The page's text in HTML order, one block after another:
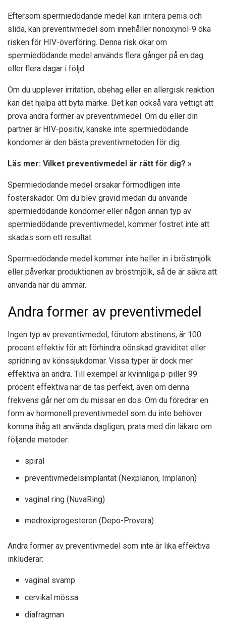
Eftersom spermiedödande medel kan irritera penis och
slida, kan preventivmedel som innehåller nonoxynol-9 öka
risken för HIV-överföring. Denna risk ökar om
spermiedödande medel används flera gånger på en dag
eller flera dagar i följd.
Om du upplever irritation, obehag eller en allergisk reaktion
kan det hjälpa att byta märke. Det kan också vara vettigt att
prova andra former av preventivmedel. Om du eller din
partner är HIV-positiv, kanske inte spermiedödande
kondomer är den bästa preventivmetoden för dig.
Läs mer: Vilket preventivmedel är rätt för dig? »
Spermiedödande medel orsakar förmodligen inte
fosterskador. Om du blev gravid medan du använde
spermiedödande kondomer eller någon annan typ av
spermiedödande preventivmedel, kommer fostret inte att
skadas som ett resultat.
Spermiedödande medel kommer inte heller in i bröstmjölk
eller påverkar produktionen av bröstmjölk, så de är säkra att
använda när du ammar.
Andra former av preventivmedel
Ingen typ av preventivmedel, förutom abstinens, är 100
procent effektiv för att förhindra oönskad graviditet eller
spridning av könssjukdomar. Vissa typer är dock mer
effektiva än andra. Till exempel är kvinnliga p-piller 99
procent effektiva när de tas perfekt, även om denna
frekvens går ner om du missar en dos. Om du föredrar en
form av hormonell preventivmedel som du inte behöver
komma ihåg att använda dagligen, prata med din läkare om
följande metoder:
spiral
preventivmedelsimplantat (Nexplanon, Implanon)
vaginal ring (NuvaRing)
medroxiprogesteron (Depo-Provera)
Andra former av preventivmedel som inte är lika effektiva
inkluderar:
vaginal svamp
cervikal mössa
diafragman